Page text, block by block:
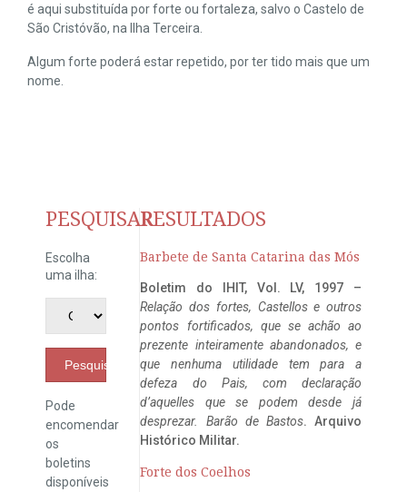
é aqui substituída por forte ou fortaleza, salvo o Castelo de
São Cristóvão, na Ilha Terceira.
Algum forte poderá estar repetido, por ter tido mais que um
nome.
PESQUISAR
Escolha
uma ilha:
Pesquisar
Pode
encomendar
os
boletins
disponíveis
RESULTADOS
Barbete de Santa Catarina das Mós
Boletim do IHIT, Vol. LV, 1997 –
Relação dos fortes, Castellos e outros
pontos fortificados, que se achão ao
prezente inteiramente abandonados, e
que nenhuma utilidade tem para a
defeza do Pais, com declaração
d’aquelles que se podem desde já
desprezar. Barão de Bastos. Arquivo
Histórico Militar.
Forte dos Coelhos